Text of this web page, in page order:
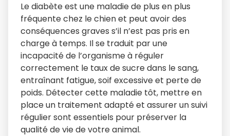
Le diabète est une maladie de plus en plus
fréquente chez le chien et peut avoir des
conséquences graves s’il n’est pas pris en
charge à temps. Il se traduit par une
incapacité de l’organisme à réguler
correctement le taux de sucre dans le sang,
entraînant fatigue, soif excessive et perte de
poids. Détecter cette maladie tôt, mettre en
place un traitement adapté et assurer un suivi
régulier sont essentiels pour préserver la
qualité de vie de votre animal.